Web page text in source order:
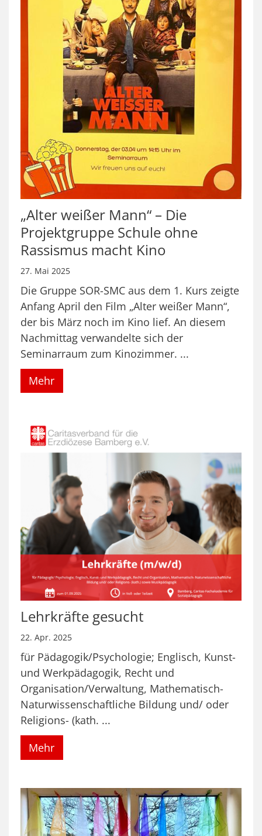
„Alter weißer Mann“ – Die
Projektgruppe Schule ohne
Rassismus macht Kino
27. Mai 2025
Die Gruppe SOR-SMC aus dem 1. Kurs zeigte
Anfang April den Film „Alter weißer Mann“,
der bis März noch im Kino lief. An diesem
Nachmittag verwandelte sich der
Seminarraum zum Kinozimmer. ...
Mehr
Lehrkräfte gesucht
22. Apr. 2025
für Pädagogik/Psychologie; Englisch, Kunst-
und Werkpädagogik, Recht und
Organisation/Verwaltung, Mathematisch-
Naturwissenschaftliche Bildung und/ oder
Religions- (kath. ...
Mehr